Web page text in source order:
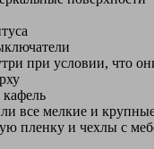
при условии, что
все мелкие и
пленку и чехлы с